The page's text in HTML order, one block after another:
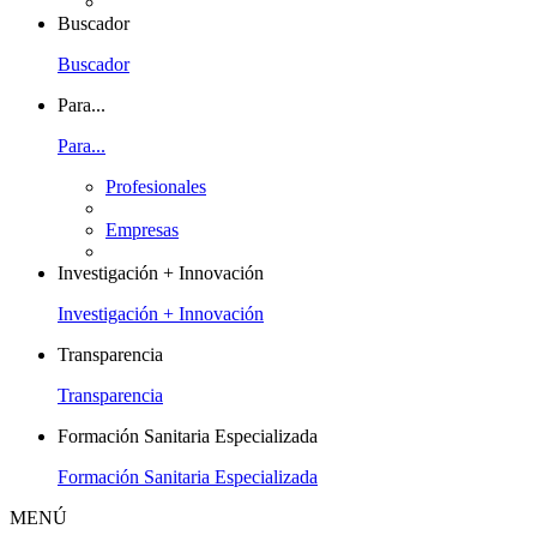
Buscador
Buscador
Para...
Para...
Profesionales
Empresas
Investigación + Innovación
Investigación + Innovación
Transparencia
Transparencia
Formación Sanitaria Especializada
Formación Sanitaria Especializada
MENÚ